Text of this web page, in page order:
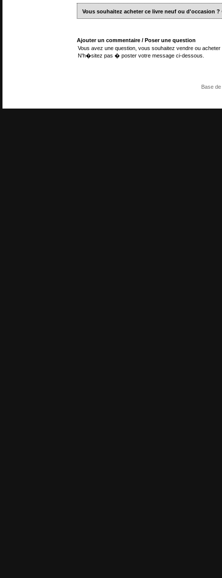
Vous souhaitez acheter ce livre neuf ou d'occasion ?
Ajouter un commentaire / Poser une question
Vous avez une question, vous souhaitez vendre ou
N'h�sitez pas � poster votre message ci-dessous.
Base